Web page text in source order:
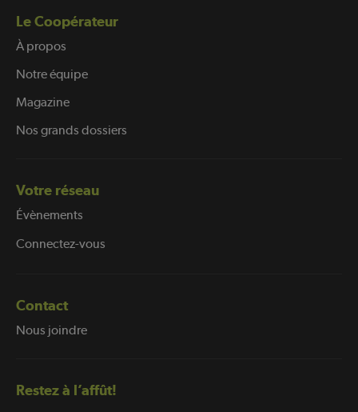
Le Coopérateur
À propos
Notre équipe
Magazine
Nos grands dossiers
Votre réseau
Évènements
Connectez-vous
Contact
Nous joindre
Restez à l’affût!